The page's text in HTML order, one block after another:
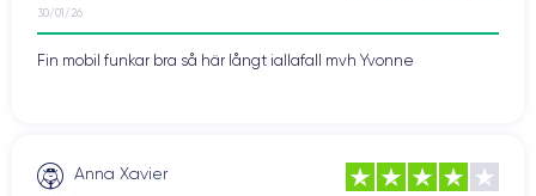
30/01/26
Fin mobil funkar bra så här långt iallafall mvh Yvonne
Anna Xavier